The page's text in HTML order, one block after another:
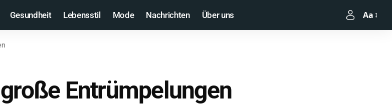
Gesundheit Lebensstil Mode Nachrichten Über uns Aa
Entrümpelungen